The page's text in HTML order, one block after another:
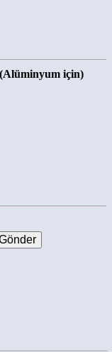
için)